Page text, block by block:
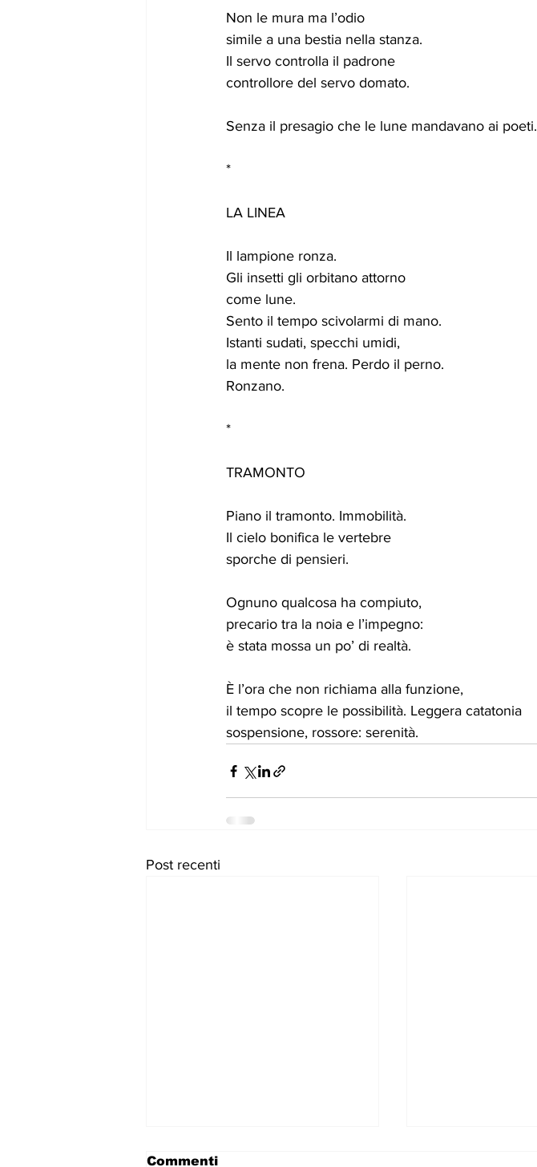
Non le mura ma l’odio
simile a una bestia nella stanza.
Il servo controlla il padrone
controllore del servo domato.
Senza il presagio che le lune mandavano ai poeti.
*
LA LINEA
Il lampione ronza.
Gli insetti gli orbitano attorno
come lune.
Sento il tempo scivolarmi di mano.
Istanti sudati, specchi umidi,
la mente non frena. Perdo il perno.
Ronzano.
*
TRAMONTO
Piano il tramonto. Immobilità.
Il cielo bonifica le vertebre
sporche di pensieri.
Ognuno qualcosa ha compiuto,
precario tra la noia e l’impegno:
è stata mossa un po’ di realtà.
È l’ora che non richiama alla funzione,
il tempo scopre le possibilità. Leggera catatonia
sospensione, rossore: serenità.
Post recenti
Commenti